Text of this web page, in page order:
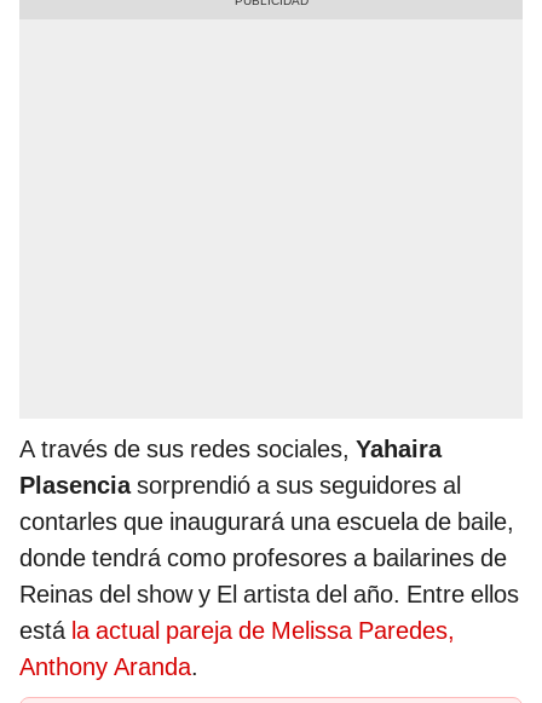
A través de sus redes sociales, Yahaira
Plasenciasorprendió a sus seguidores al
contarles que inaugurará una escuela de baile,
donde tendrá como profesores a bailarines de
Reinas del show y El artista del año. Entre ellos
está la actual pareja de Melissa Paredes,
Anthony Aranda.